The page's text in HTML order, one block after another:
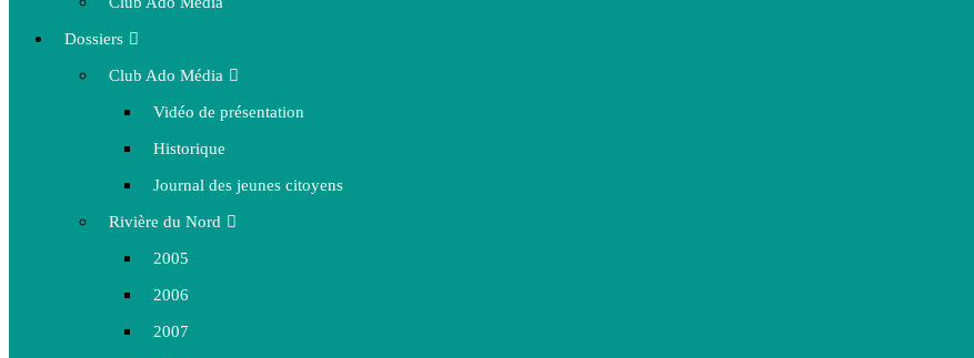
Dossiers
Club Ado Média
Vidéo de présentation
Historique
Journal des jeunes citoyens
Rivière du Nord
2005
2006
2007